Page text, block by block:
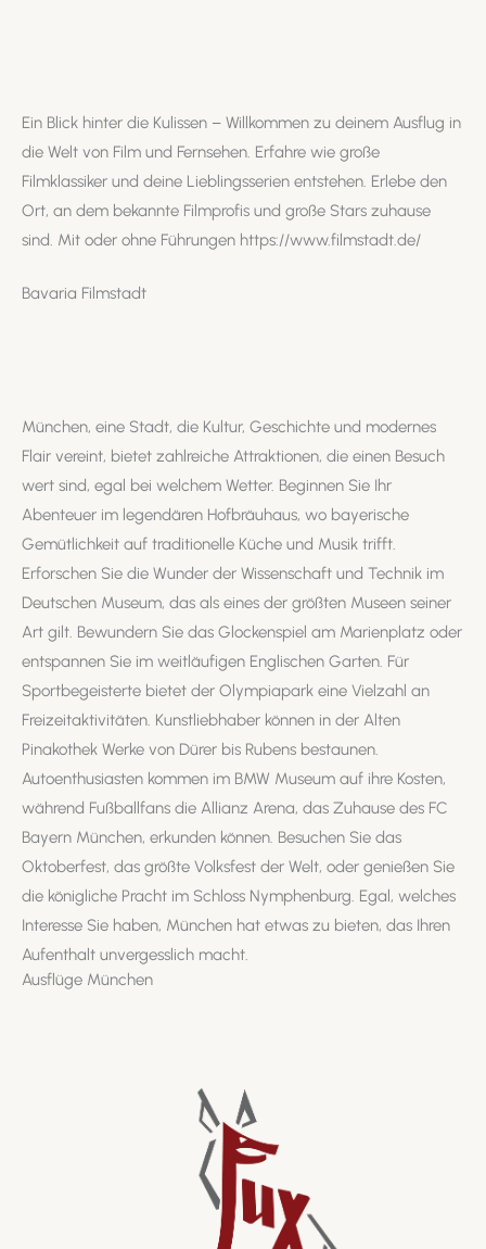
Bavaria Filmstadt
Ein Blick hinter die Kulissen – Willkommen zu deinem Ausflug in
die Welt von Film und Fernsehen. Erfahre wie große
Filmklassiker und deine Lieblingsserien entstehen. Erlebe den
Ort, an dem bekannte Filmprofis und große Stars zuhause
sind. Mit oder ohne Führungen https://www.filmstadt.de/
Ausflüge München
München, eine Stadt, die Kultur, Geschichte und modernes
Flair vereint, bietet zahlreiche Attraktionen, die einen Besuch
wert sind, egal bei welchem Wetter. Beginnen Sie Ihr
Abenteuer im legendären Hofbräuhaus, wo bayerische
Gemütlichkeit auf traditionelle Küche und Musik trifft.
Erforschen Sie die Wunder der Wissenschaft und Technik im
Deutschen Museum, das als eines der größten Museen seiner
Art gilt. Bewundern Sie das Glockenspiel am Marienplatz oder
entspannen Sie im weitläufigen Englischen Garten. Für
Sportbegeisterte bietet der Olympiapark eine Vielzahl an
Freizeitaktivitäten. Kunstliebhaber können in der Alten
Pinakothek Werke von Dürer bis Rubens bestaunen.
Autoenthusiasten kommen im BMW Museum auf ihre Kosten,
während Fußballfans die Allianz Arena, das Zuhause des FC
Bayern München, erkunden können. Besuchen Sie das
Oktoberfest, das größte Volksfest der Welt, oder genießen Sie
die königliche Pracht im Schloss Nymphenburg. Egal, welches
Interesse Sie haben, München hat etwas zu bieten, das Ihren
Aufenthalt unvergesslich macht.